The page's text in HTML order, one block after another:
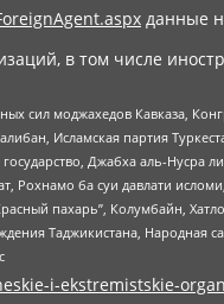
данные
в том числе
моджахедов Кавказа,
Исламская партия
Джабха аль-
Рохнамо ба суи давлати
пахарь”, Колумбайн,
Таджикистана,
i-ekstremistskie-